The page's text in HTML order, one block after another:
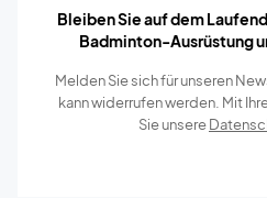
Bleiben Sie auf dem
Badminton-Ausrüstung
Melden Sie sich für unseren
kann widerrufen werden. Mit
Sie unsere